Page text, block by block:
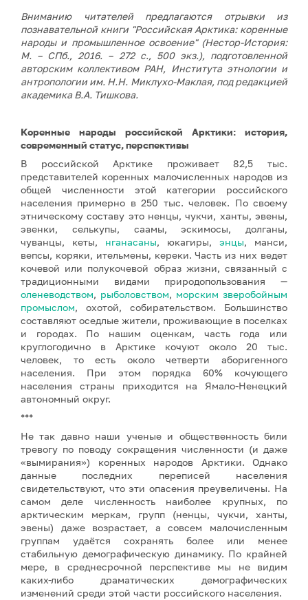
Вниманию читателей предлагаются отрывки из
познавательной книги "Российская Арктика: коренные
народы и промышленное освоение" (Нестор-История:
М. – СПб., 2016. – 272 с., 500 экз.), подготовленной
авторским коллективом РАН, Института этнологии и
антропологии им. Н.Н. Миклухо-Маклая, под редакцией
академика В.А. Тишкова.
Коренные народы российской Арктики: история,
современный статус, перспективы
В российской Арктике проживает 82,5 тыс.
представителей коренных малочисленных народов из
общей численности этой категории российского
населения примерно в 250 тыс. человек. По своему
этническому составу это ненцы, чукчи, ханты, эвены,
эвенки, селькупы, саамы, эскимосы, долганы,
чуванцы, кеты, нганасаны, юкагиры, энцы, манси,
вепсы, коряки, ительмены, кереки. Часть из них ведет
кочевой или полукочевой образ жизни, связанный с
традиционными видами природопользования —
оленеводством, рыболовством, морским зверобойным
промыслом, охотой, собирательством. Большинство
составляют оседлые жители, проживающие в поселках
и городах. По нашим оценкам, часть года или
круглогодично в Арктике кочуют около 20 тыс.
человек, то есть около четверти аборигенного
населения. При этом порядка 60% кочующего
населения страны приходится на Ямало-Ненецкий
автономный округ.
***
Не так давно наши ученые и общественность били
тревогу по поводу сокращения численности (и даже
«вымирания») коренных народов Арктики. Однако
данные последних переписей населения
свидетельствуют, что эти опасения преувеличены. На
самом деле численность наиболее крупных, по
арктическим меркам, групп (ненцы, чукчи, ханты,
эвены) даже возрастает, а совсем малочисленным
группам удаётся сохранять более или менее
стабильную демографическую динамику. По крайней
мере, в среднесрочной перспективе мы не видим
каких-либо драматических демографических
изменений среди этой части российского населения.